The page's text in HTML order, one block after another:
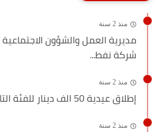
منذ 2 سنة
مديرية العمل والشؤون
شركة نفط...
منذ 2 سنة
إطلاق عيدية 50 الف دينار للفئة التالية
منذ 2 سنة